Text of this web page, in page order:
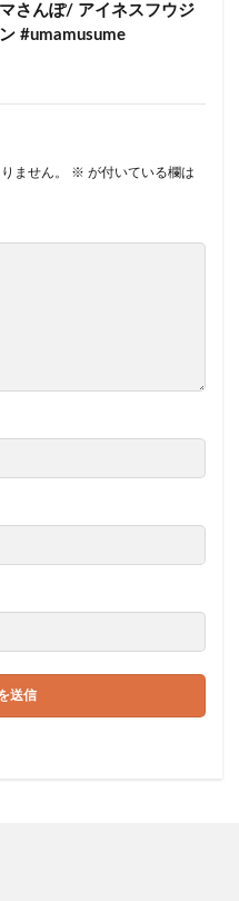
マさんぽ/ アイネスフウジ
ン #umamusume
ません。 ※ が付いている欄は